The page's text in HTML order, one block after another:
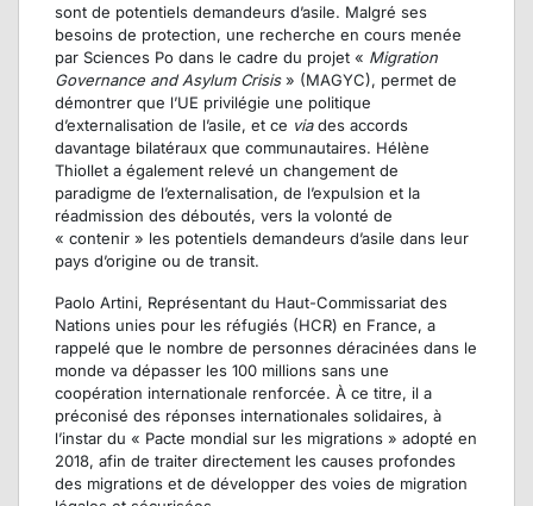
sont de potentiels demandeurs d’asile. Malgré ses
besoins de protection, une recherche en cours menée
par Sciences Po dans le cadre du projet « Migration
Governance and Asylum Crisis» (MAGYC), permet de
démontrer que l’UE privilégie une politique
d’externalisation de l’asile, et ce viades accords
davantage bilatéraux que communautaires. Hélène
Thiollet a également relevé un changement de
paradigme de l’externalisation, de l’expulsion et la
réadmission des déboutés, vers la volonté de
« contenir » les potentiels demandeurs d’asile dans leur
pays d’origine ou de transit.
Paolo Artini, Représentant du Haut-Commissariat des
Nations unies pour les réfugiés (HCR) en France, a
rappelé que le nombre de personnes déracinées dans le
monde va dépasser les 100 millions sans une
coopération internationale renforcée. À ce titre, il a
préconisé des réponses internationales solidaires, à
l’instar du « Pacte mondial sur les migrations » adopté en
2018, afin de traiter directement les causes profondes
des migrations et de développer des voies de migration